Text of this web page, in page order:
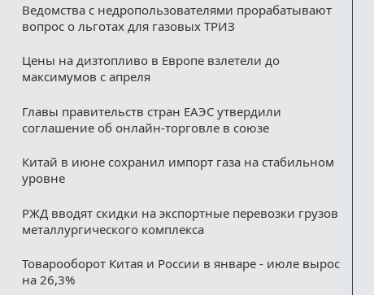
Ведомства с недропользователями прорабатывают
вопрос о льготах для газовых ТРИЗ
Цены на дизтопливо в Европе взлетели до
максимумов с апреля
Главы правительств стран ЕАЭС утвердили
соглашение об онлайн-торговле в союзе
Китай в июне сохранил импорт газа на стабильном
уровне
РЖД вводят скидки на экспортные перевозки грузов
металлургического комплекса
Товарооборот Китая и России в январе - июле вырос
на 26,3%